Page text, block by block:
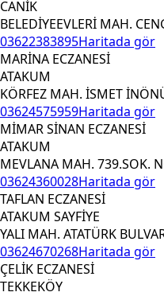
CANİK
BELEDİYEEVLERİ MAH.
03622383895Haritada gör
MARİNA ECZANESİ
ATAKUM
KÖRFEZ MAH. İSMET
03624575959Haritada gör
MİMAR SİNAN ECZANESİ
ATAKUM
MEVLANA MAH. 739.SOK.
03624360028Haritada gör
TAFLAN ECZANESİ
ATAKUM SAYFİYE
YALI MAH. ATATÜRK
03624670268Haritada gör
ÇELİK ECZANESİ
TEKKEKÖY